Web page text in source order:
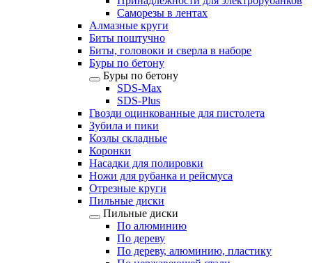
Саморезы в лентах
Алмазные круги
Биты поштучно
Биты, головоки и сверла в наборе
Буры по бетону
Буры по бетону
SDS-Max
SDS-Plus
Гвозди оцинкованные для пистолета
Зубила и пики
Козлы складные
Коронки
Насадки для полировки
Ножи для рубанка и рейсмуса
Отрезные круги
Пильные диски
Пильные диски
По алюминию
По дереву
По дереву, алюминию, пластику